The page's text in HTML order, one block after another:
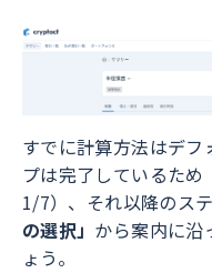
すでに計算方法はデフ
プは完了しているため
1/7）、それ以降のス
の選択」 から案内に沿
ょう。